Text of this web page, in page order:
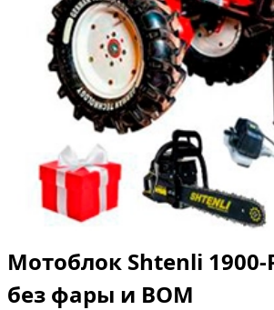
Мотоблок Shtenli 1900-
без фары и ВОМ